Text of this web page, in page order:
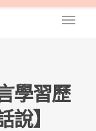
學習歷
說】